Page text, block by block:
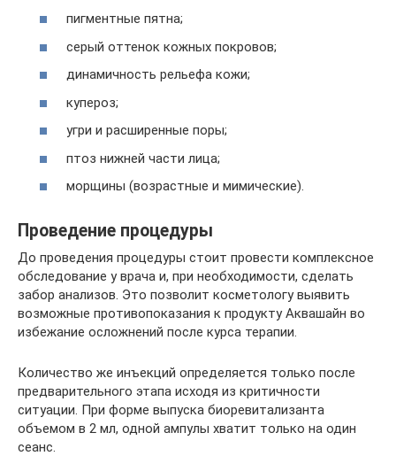
пигментные пятна;
серый оттенок кожных покровов;
динамичность рельефа кожи;
купероз;
угри и расширенные поры;
птоз нижней части лица;
морщины (возрастные и мимические).
Проведение процедуры
До проведения процедуры стоит провести комплексное
обследование у врача и, при необходимости, сделать
забор анализов. Это позволит косметологу выявить
возможные противопоказания к продукту Аквашайн во
избежание осложнений после курса терапии.
Количество же инъекций определяется только после
предварительного этапа исходя из критичности
ситуации. При форме выпуска биоревитализанта
объемом в 2 мл, одной ампулы хватит только на один
сеанс.